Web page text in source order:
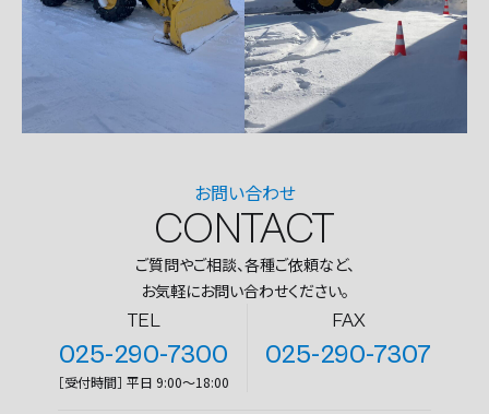
お問い合わせ
CONTACT
ご質問やご相談、各種ご依頼など、
お気軽にお問い合わせください。
TEL
025-290-7300
［受付時間］ 平日 9:00～18:00
FAX
025-290-7307